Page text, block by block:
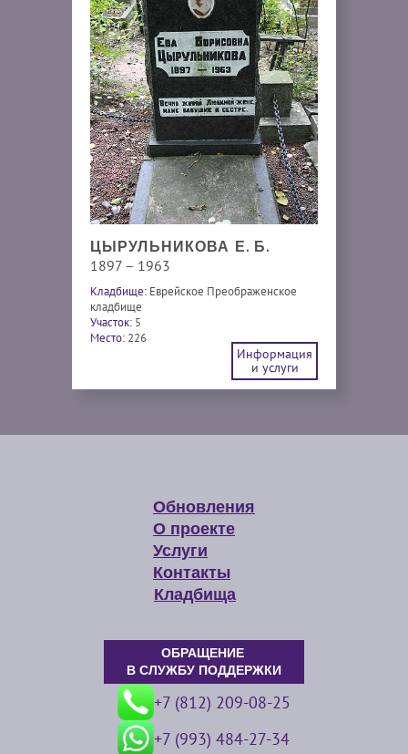
ЦЫРУЛЬНИКОВА Е. Б.
1897 – 1963
Кладбище: Еврейское Преображенское
кладбище
Участок: 5
Место: 226
Информация
и услуги
Обновления
О проекте
Услуги
Контакты
Кладбища
ОБРАЩЕНИЕ
В СЛУЖБУ ПОДДЕРЖКИ
+7 (812) 209-08-25
+7 (993) 484-27-34